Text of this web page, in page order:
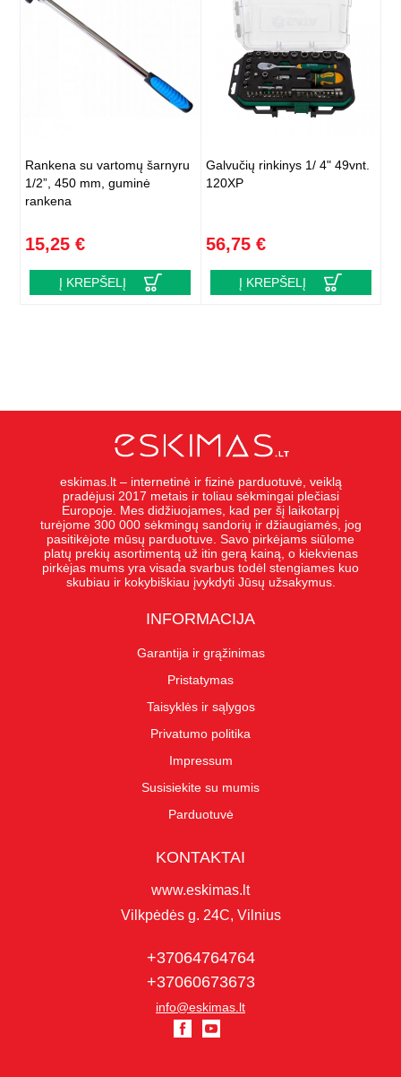
Rankena su vartomų šarnyru
1/2”, 450 mm, guminė
rankena
15,25 €
Į KREPŠELĮ
Galvučių rinkinys 1/ 4" 49vnt.
120XP
56,75 €
Į KREPŠELĮ
eskimas.lt – internetinė ir fizinė parduotuvė, veiklą
pradėjusi 2017 metais ir toliau sėkmingai plečiasi
Europoje. Mes didžiuojames, kad per šį laikotarpį
turėjome 300 000 sėkmingų sandorių ir džiaugiamės, jog
pasitikėjote mūsų parduotuve. Savo pirkėjams siūlome
platų prekių asortimentą už itin gerą kainą, o kiekvienas
pirkėjas mums yra visada svarbus todėl stengiames kuo
skubiau ir kokybiškiau įvykdyti Jūsų užsakymus.
INFORMACIJA
Garantija ir grąžinimas
Pristatymas
Taisyklės ir sąlygos
Privatumo politika
Impressum
Susisiekite su mumis
Parduotuvė
KONTAKTAI
www.eskimas.lt
Vilkpėdės g. 24C, Vilnius
+37064764764
+37060673673
info@eskimas.lt